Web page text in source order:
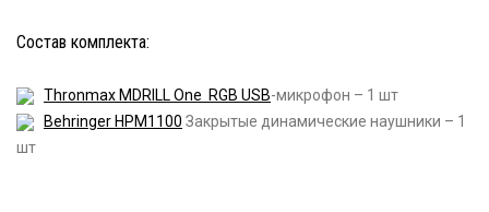
Состав комплекта:
Thronmax MDRILL One RGB USB-микрофон – 1 шт
Behringer HPM1100 Закрытые динамические наушники – 1
шт